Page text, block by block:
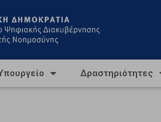
Δραστηριότητες